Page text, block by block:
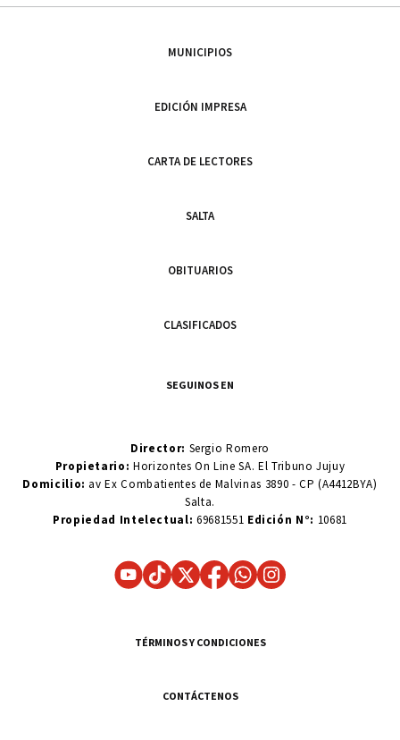
MUNICIPIOS
EDICIÓN IMPRESA
CARTA DE LECTORES
SALTA
OBITUARIOS
CLASIFICADOS
SEGUINOS EN
Director: Sergio Romero
Propietario:Horizontes On Line SA. El Tribuno Jujuy
Domicilio: av Ex Combatientes de Malvinas 3890 - CP (A4412BYA)
Salta.
Propiedad Intelectual: 69681551 Edición N°: 10681
TÉRMINOS Y CONDICIONES
CONTÁCTENOS